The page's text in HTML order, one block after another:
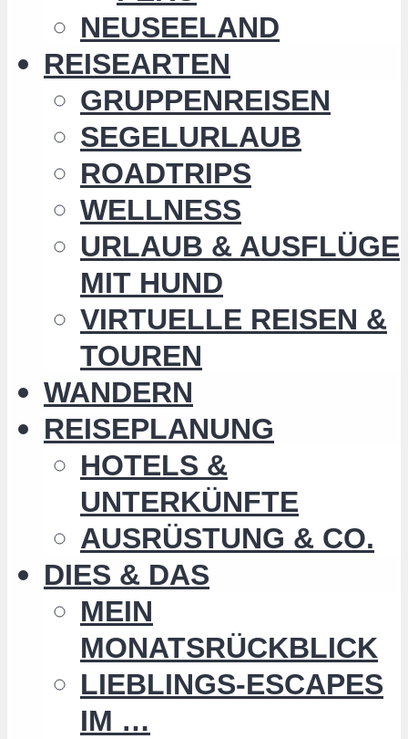
NEUSEELAND
REISEARTEN
GRUPPENREISEN
SEGELURLAUB
ROADTRIPS
WELLNESS
URLAUB & AUSFLÜGE
MIT HUND
VIRTUELLE REISEN &
TOUREN
WANDERN
REISEPLANUNG
HOTELS &
UNTERKÜNFTE
AUSRÜSTUNG & CO.
DIES & DAS
MEIN
MONATSRÜCKBLICK
LIEBLINGS-ESCAPES
IM …